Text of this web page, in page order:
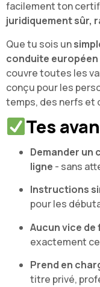
facilement ton
juridiquement sûr,
Que tu sois un
conduite européen
couvre toutes les
conçu pour les
temps, des nerfs et
Tes
Demander un
ligne - sans
Instructions
pour les
Aucun vice de
exactement
Prend en
titre privé,